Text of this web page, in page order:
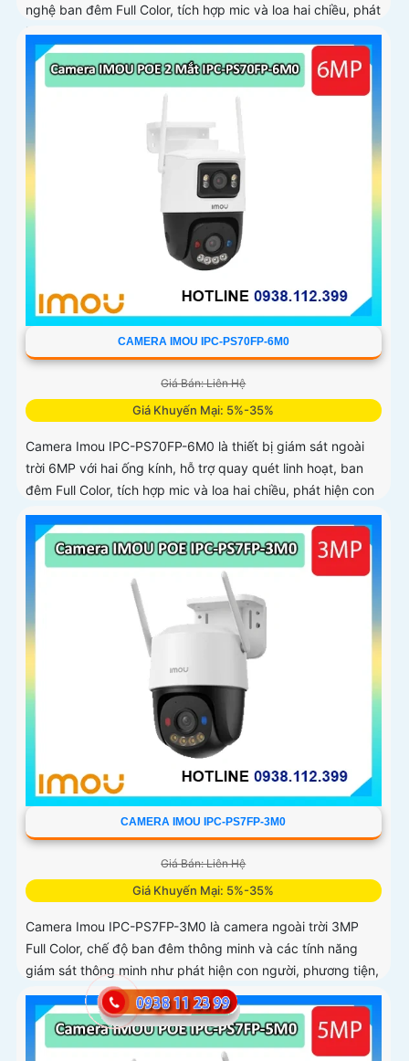
nghệ ban đêm Full Color, tích hợp mic và loa hai chiều, phát
hiện con người và phương tiện, phù hợp lắp đặt cho gia
đình, cửa hàng và văn phòng
CAMERA IMOU IPC-PS70FP-6M0
Giá Bán: Liên Hệ
Giá Khuyến Mại: 5%-35%
Camera Imou IPC-PS70FP-6M0 là thiết bị giám sát ngoài
trời 6MP với hai ống kính, hỗ trợ quay quét linh hoạt, ban
đêm Full Color, tích hợp mic và loa hai chiều, phát hiện con
người và phương tiện, phù hợp lắp đặt cho gia đình, cửa
hàng và văn phòng
CAMERA IMOU IPC-PS7FP-3M0
Giá Bán: Liên Hệ
Giá Khuyến Mại: 5%-35%
Camera Imou IPC-PS7FP-3M0 là camera ngoài trời 3MP
Full Color, chế độ ban đêm thông minh và các tính năng
giám sát thông minh như phát hiện con người, phương tiện,
phù hợp lắp đặt tại nhà, văn phòng hoặc cửa hàng, bảo vệ
an ninh hiệu quả